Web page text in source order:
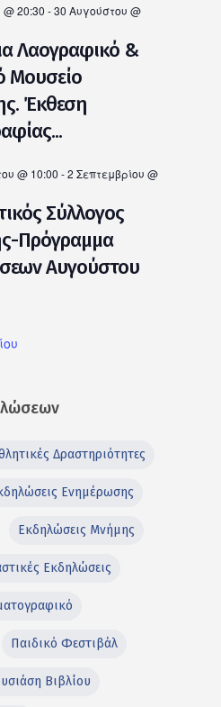
@ 20:30 -30 Αυγούστου @
Λαογραφικό &
Μουσείο
Έκθεση
@ 10:00 -2 Σεπτεμβρίου @
Σύλλογος
Πρόγραμμα
Αυγούστου
Δραστηριότητες
Ενημέρωσης
Εκδηλώσεις Μνήμης
Εκδηλώσεις
Παιδικό Φεστιβάλ
Βιβλίου